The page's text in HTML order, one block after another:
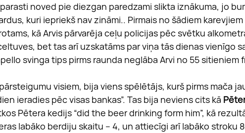
noved pie diezgan paredzami slikta iznākuma, jo
kuri iepriekš nav zināmi.. Pirmais no šādiem karevjiem
kā Arvis pārvarēja ceļu policijas pēc svētku
bet tas arī uzskatāms par viņa tās dienas vienīgo
svinga tips pirms raunda neglāba Arvi no 55 sitieniem
visiem, bija viens spēlētājs, kurš pirms mača
ieradies pēc visas bankas”. Tas bija neviens cits kā
Pētera kedijs “did the beer drinking form him”, kā
labāko berdiju skaitu – 4, un attiecīgi arī labāko stroku